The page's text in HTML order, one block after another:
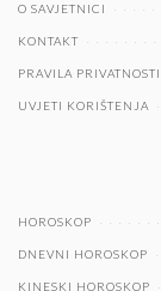
O SAVJETNICI
KONTAKT
PRAVILA PRIVATNOSTI
UVJETI KORIŠTENJA
HOROSKOP
DNEVNI HOROSKOP
KINESKI HOROSKOP